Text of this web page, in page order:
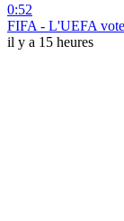
0:52
FIFA - L'UEFA
il y a 15 heures